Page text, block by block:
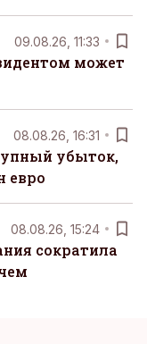
09.08.26, 11:33
может
08.08.26, 16:31
убыток,
евро
08.08.26, 15:24
сократила